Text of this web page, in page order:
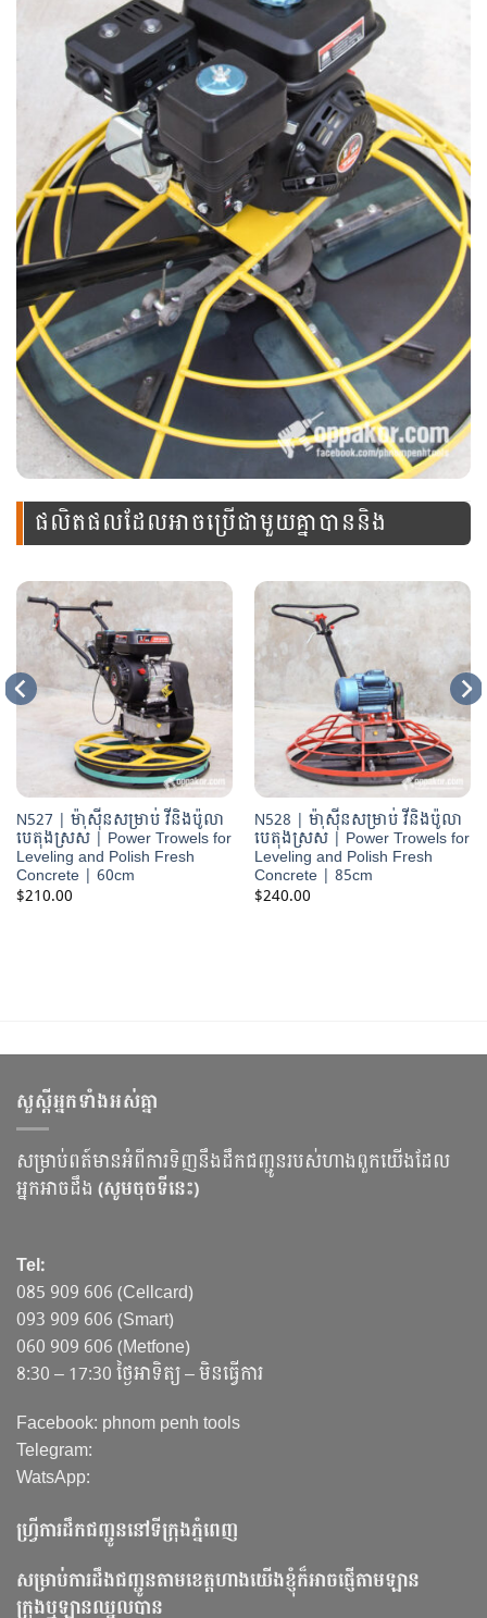
ផលិតផលដែលអាចប្រើជាមួយគ្នាបាននិង
N527 | ម៉ាស៊ីនសម្រាប់ វីនិងប៉ូលា
បេតុងស្រស់ | Power Trowels for
Leveling and Polish Fresh
Concrete | 60cm
$210.00
N528 | ម៉ាស៊ីនសម្រាប់ វីនិងប៉ូលា
បេតុងស្រស់ | Power Trowels for
Leveling and Polish Fresh
Concrete | 85cm
$240.00
សួស្ដីអ្នកទាំងអស់គ្នា
សម្រាប់ពត៍មានអំពីការទិញនឹងដឹកជញ្ជូនរបស់ហាងពួកយើងដែល
អ្នកអាចដឹង (សូមចុចទីនេះ)
Tel:
085 909 606 (Cellcard)
093 909 606 (Smart)
060 909 606 (Metfone)
8:30 – 17:30 ថ្ងៃអាទិត្យ – មិនធ្វើការ
Facebook: phnom penh tools
Telegram:
WatsApp:
ហ្វ្រីការដឹកជញ្ជូននៅទីក្រុងភ្នំពេញ
សម្រាប់ការដឹងជញ្ជូនតាមខេត្តហាងយើងខ្ញុំក៏អាចផ្ញើតាមឡាន
ក្រុងឬឡានឈ្នួលបាន